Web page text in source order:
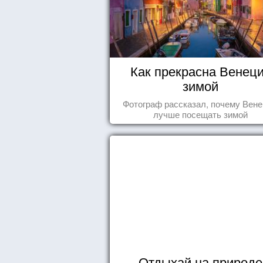
Как прекрасна
зимой
Фотограф рассказал, почему
лучше посещать зимой